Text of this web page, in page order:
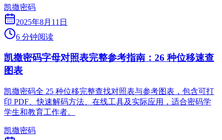
凯撒密码
2025年8月11日
6 分钟阅读
凯撒密码字母对照表完整参考指南：26 种位移速查
图表
凯撒密码全 25 种位移完整查找对照表与参考图表，包含可打
印 PDF、快速解码方法、在线工具及实际应用，适合密码学
学生和教育工作者。
凯撒密码